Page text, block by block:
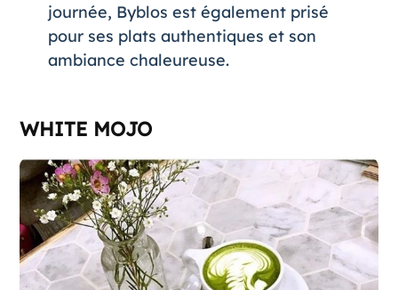
journée, Byblos est également prisé
pour ses plats authentiques et son
ambiance chaleureuse.
WHITE MOJO